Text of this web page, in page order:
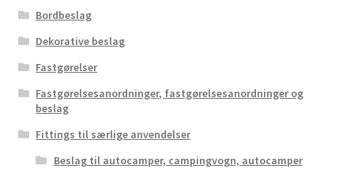
Bordbeslag
Dekorative beslag
Fastgørelser
Fastgørelsesanordninger, fastgørelsesanordninger og
beslag
Fittings til særlige anvendelser
Beslag til autocamper, campingvogn, autocamper